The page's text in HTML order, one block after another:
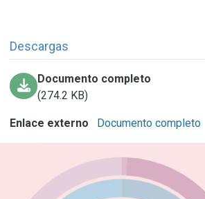
Descargas
Documento completo
(274.2 KB)
Enlace externo Documento completo